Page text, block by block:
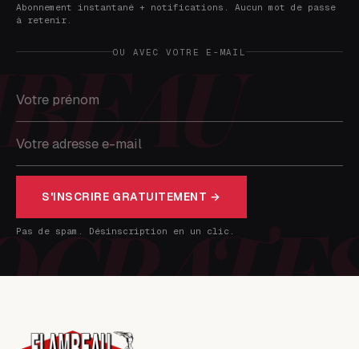
Abonnement instantané + notifications. Aucun mot de passe
à retenir.
OU AVEC VOTRE E-MAIL
S'INSCRIRE GRATUITEMENT →
Pas de spam. Désinscription en un clic.